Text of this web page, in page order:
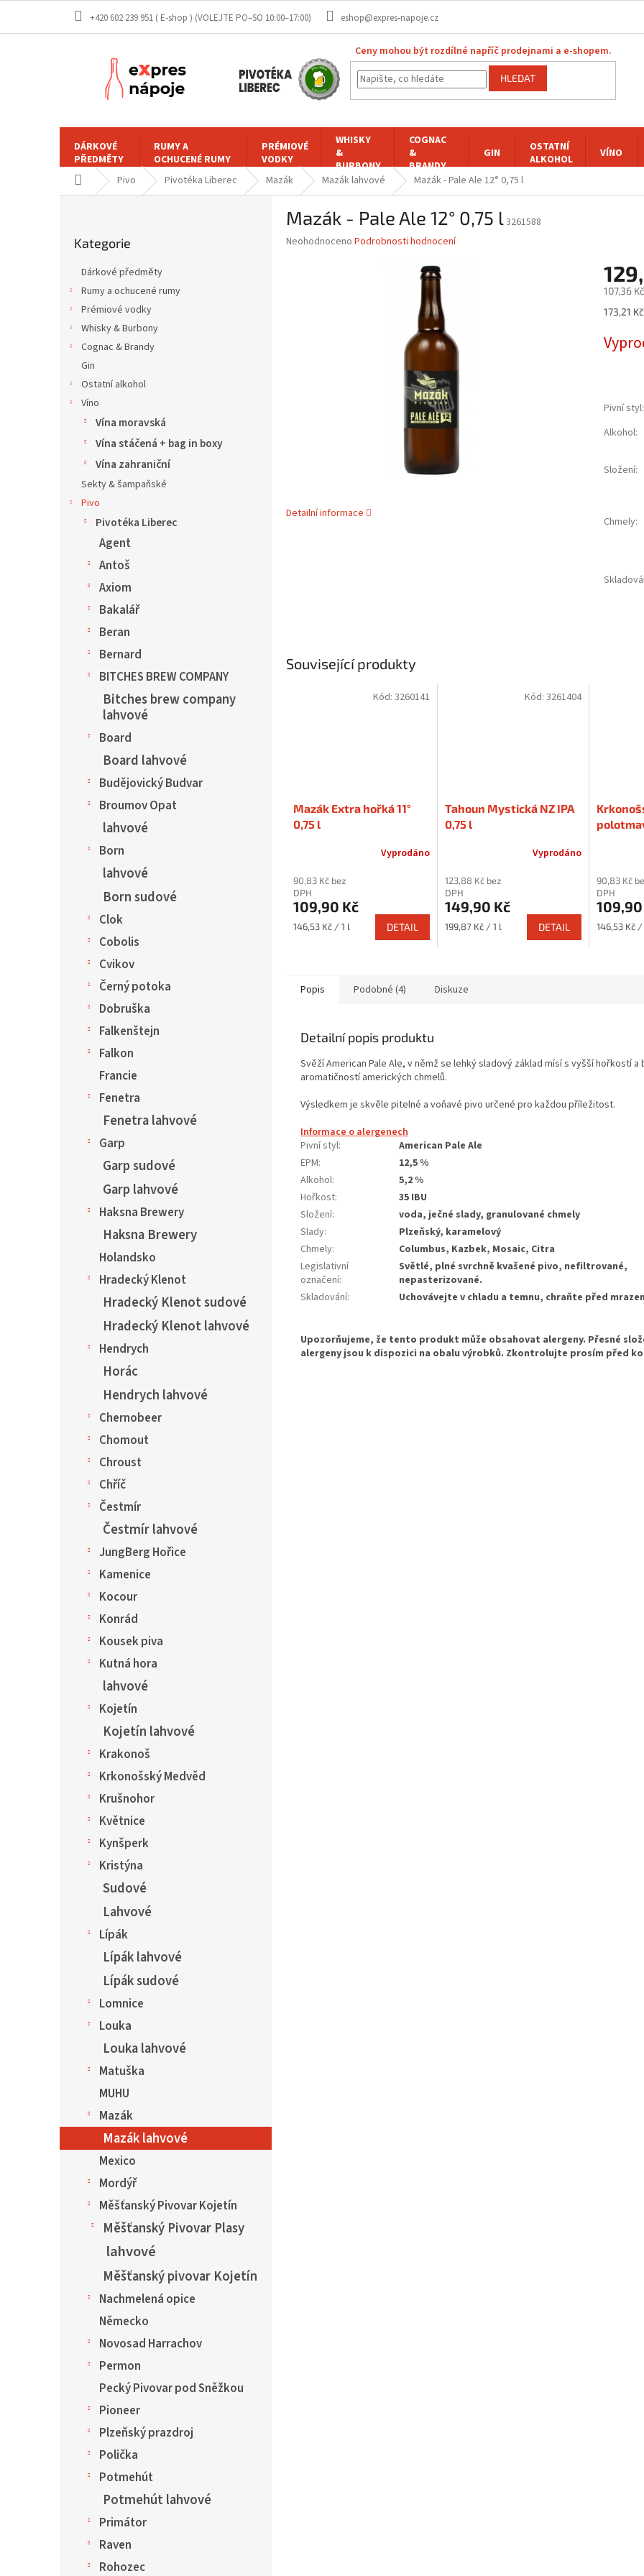
obsah
+420 602 239 951 ( E-shop ) eshop@expres-napoje.cz
Ceny mohou být rozdílné napříč prodejnami a e-shopem.
HLEDAT
DÁRKOVÉ
PŘEDMĚTY
RUMY A
OCHUCENÉ RUMY
PRÉMIOVÉ
VODKY
WHISKY
&
BURBONY
COGNAC
&
BRANDY
GIN
OSTATNÍ
ALKOHOL
VÍNO
Domů Pivo Pivotéka Liberec Mazák Mazák lahvové Mazák - Pale Ale 12° 0,75 l
kategorie
Kategorie
Dárkové předměty
Rumy a ochucené rumy
Prémiové vodky
Whisky & Burbony
Cognac & Brandy
Gin
Ostatní alkohol
Víno
Vína moravská
Vína stáčená + bag in boxy
Vína zahraniční
Sekty & šampaňské
Pivo
Pivotéka Liberec
Agent
Antoš
Axiom
Bakalář
Beran
Bernard
BITCHES BREW COMPANY
Bitches brew company
lahvové
Board
Board lahvové
Budějovický Budvar
Broumov Opat
lahvové
Born
lahvové
Born sudové
Clok
Cobolis
Cvikov
Černý potoka
Dobruška
Falkenštejn
Falkon
Francie
Fenetra
Fenetra lahvové
Garp
Garp sudové
Garp lahvové
Haksna Brewery
Haksna Brewery
Holandsko
Hradecký Klenot
Hradecký Klenot sudové
Hradecký Klenot lahvové
Hendrych
Horác
Hendrych lahvové
Chernobeer
Chomout
Chroust
Chříč
Čestmír
Čestmír lahvové
JungBerg Hořice
Kamenice
Kocour
Konrád
Kousek piva
Kutná hora
lahvové
Kojetín
Kojetín lahvové
Krakonoš
Krkonošský Medvěd
Krušnohor
Květnice
Kynšperk
Kristýna
Sudové
Lahvové
Lípák
Lípák lahvové
Lípák sudové
Lomnice
Louka
Louka lahvové
Matuška
MUHU
Mazák
Mazák lahvové
Mexico
Mordýř
Měšťanský Pivovar Kojetín
Měšťanský Pivovar Plasy
lahvové
Měšťanský pivovar Kojetín
Nachmelená opice
Německo
Novosad Harrachov
Permon
Pecký Pivovar pod Sněžkou
Pioneer
Plzeňský prazdroj
Polička
Potmehút
Potmehút lahvové
Primátor
Raven
Rohozec
Mazák - Pale Ale 12° 0,75 l3261588
Průměrné
Neohodnoceno Podrobnosti hodnocení
Detailní informace
107,36
Měrná
173,21
Pivní styl:
Alkohol:
Složení:
Chmely:
Související produkty
Mazák Extra hořká 11°
0,75 l
Vyprodáno
90,83 Kč bez
DPH
109,90 Kč
Měrná
146,53 Kč / 1 l DETAIL
Kód: 3260141
Tahoun Mystická NZ IPA
0,75 l
Vyprodáno
123,88 Kč bez
DPH
149,90 Kč
Měrná
199,87 Kč / 1 l DETAIL
Kód: 3261404
90,83 Kč
DPH
109,90
Měrná
146,53 Kč /
Popis Podobné (4) Diskuze
Detailní popis produktu
Svěží American Pale Ale, v němž se lehký sladový základ mísí s vyšší hořkostí a
aromatičností amerických chmelů.
Výsledkem je skvěle pitelné a voňavé pivo určené pro každou příležitost.
Informace o alergenech
Pivní styl:
American Pale Ale
EPM:
12,5 %
Alkohol:
5,2 %
Hořkost:
35 IBU
Složení:
voda, ječné slady, granulované chmely
Slady:
Plzeňský, karamelový
Chmely:
Columbus, Kazbek, Mosaic, Citra
Legislativní
označení:
Světlé, plné svrchně kvašené pivo, nefiltrované,
nepasterizované.
Skladování: Uchovávejte v chladu a temnu, chraňte před